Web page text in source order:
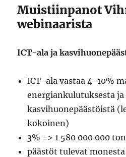
Muistiinpanot
webinaarista
ICT-ala ja
ICT-ala vastaa 4-10%
energiankulutuksesta ja
kasvihuonepäästöistä
kokoinen)
3% => 1 580 000 000
päästöt tulevat